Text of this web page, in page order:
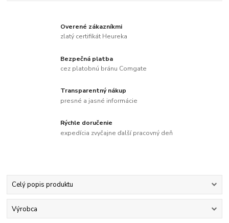
Overené zákazníkmi
zlatý certifikát Heureka
Bezpečná platba
cez platobnú bránu Comgate
Transparentný nákup
presné a jasné informácie
Rýchle doručenie
expedícia zvyčajne ďalší pracovný deň
Celý popis produktu
Výrobca